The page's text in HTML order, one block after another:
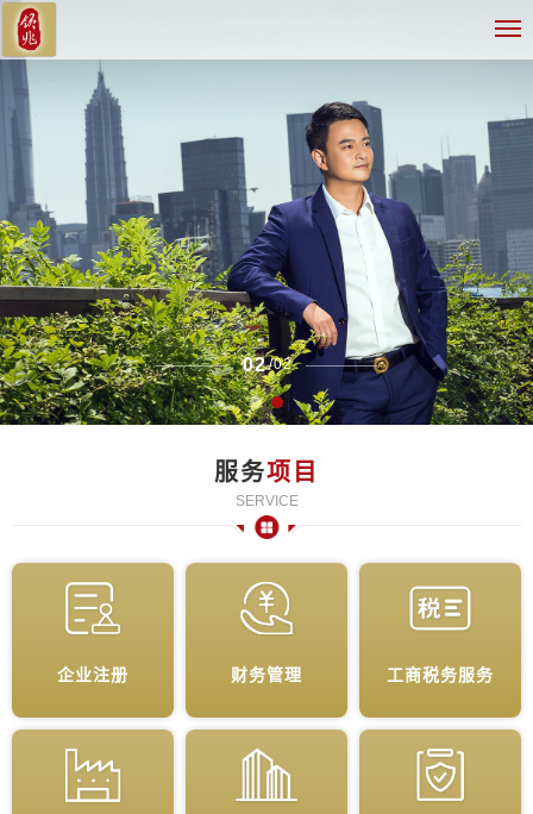
02/02
服务项目
SERVICE
企业注册 财务管理 工商税务服务